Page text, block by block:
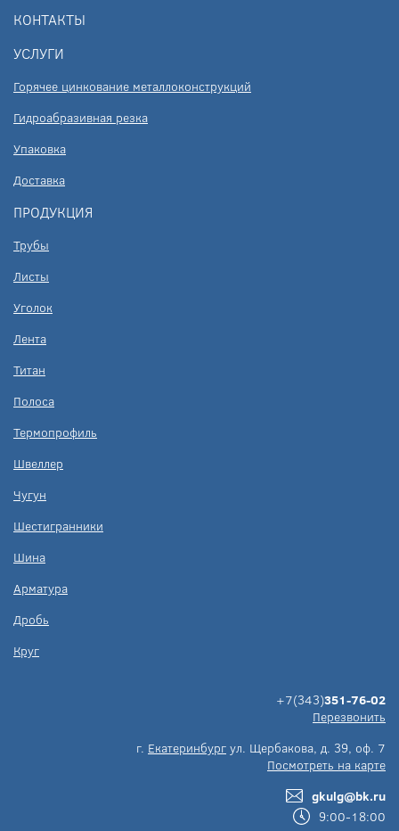
КОНТАКТЫ
УСЛУГИ
Горячее цинкование металлоконструкций
Гидроабразивная резка
Упаковка
Доставка
ПРОДУКЦИЯ
Трубы
Листы
Уголок
Лента
Титан
Полоса
Термопрофиль
Швеллер
Чугун
Шестигранники
Шина
Арматура
Дробь
Круг
+7(343)351-76-02
Перезвонить
г. Екатеринбург ул. Щербакова, д. 39, оф. 7
Посмотреть на карте
gkulg@bk.ru
9:00-18:00